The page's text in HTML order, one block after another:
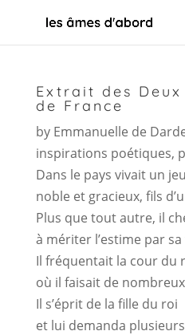
Extrait des
de France
by Emmanuelle de
inspirations poétiques,
Dans le pays vivait un
noble et gracieux, fils
Plus que tout autre, il
à mériter l’estime par
Il fréquentait la cour du
où il faisait de
Il s’éprit de la fille du roi
et lui demanda